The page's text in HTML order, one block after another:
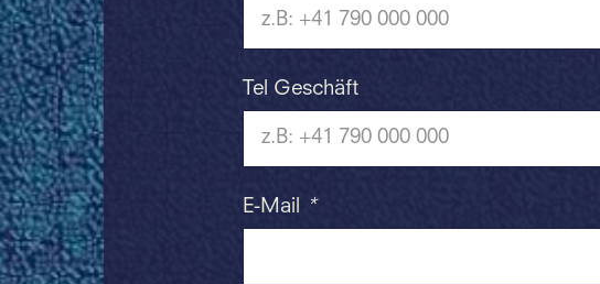
Tel Geschäft
E-Mail *